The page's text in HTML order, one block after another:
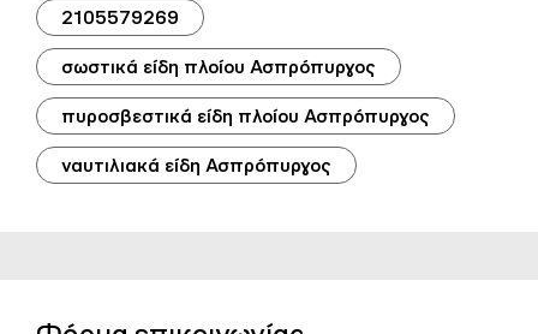
2105579269
σωστικά είδη πλοίου Ασπρόπυργος
πυροσβεστικά είδη πλοίου Ασπρόπυργος
ναυτιλιακά είδη Ασπρόπυργος